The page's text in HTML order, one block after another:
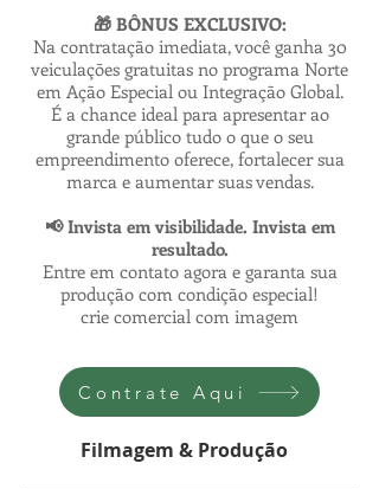
🎁 BÔNUS EXCLUSIVO:
Na contratação imediata, você ganha 30
veiculações gratuitas no programa Norte
em Ação Especial ou Integração Global.
É a chance ideal para apresentar ao
grande público tudo o que o seu
empreendimento oferece, fortalecer sua
marca e aumentar suas vendas.
📢 Invista em visibilidade. Invista em
resultado.
Entre em contato agora e garanta sua
produção com condição especial!
crie comercial com imagem
Contrate Aqui
Filmagem & Produção